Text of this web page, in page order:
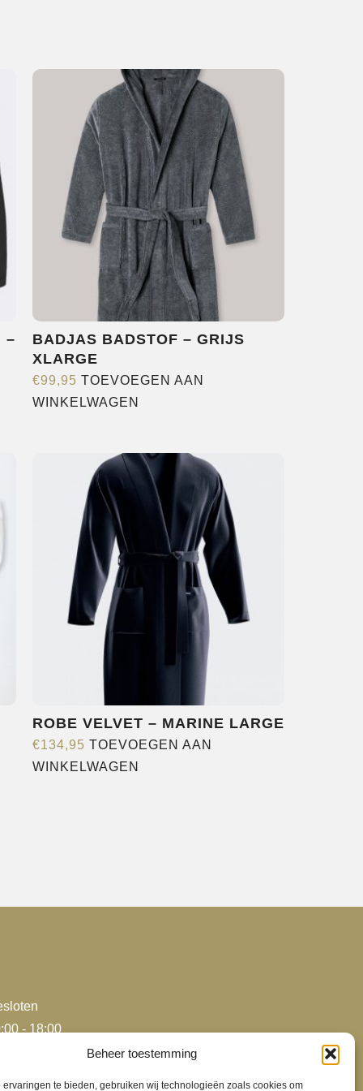
Beheer toestemming
ervaringen te bieden, gebruiken wij technologieën zoals cookies om
–
BADJAS BADSTOF – GRIJS
XLARGE
€99,95 TOEVOEGEN AAN
WINKELWAGEN
ROBE VELVET – MARINE LARGE
€134,95 TOEVOEGEN AAN
WINKELWAGEN
- 18:00